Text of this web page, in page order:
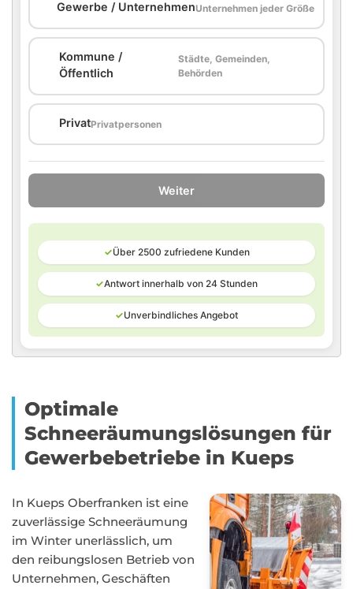
Gewerbe / UnternehmenUnternehmen jeder Größe
Kommune /
Öffentlich
Städte, Gemeinden,
Behörden
PrivatPrivatpersonen
Weiter
✓Über 2500 zufriedene Kunden
✓Antwort innerhalb von 24 Stunden
✓Unverbindliches Angebot
Optimale
Schneeräumungslösungen für
Gewerbebetriebe in Kueps
In Kueps Oberfranken ist eine
zuverlässige Schneeräumung
im Winter unerlässlich, um
den reibungslosen Betrieb von
Unternehmen, Geschäften